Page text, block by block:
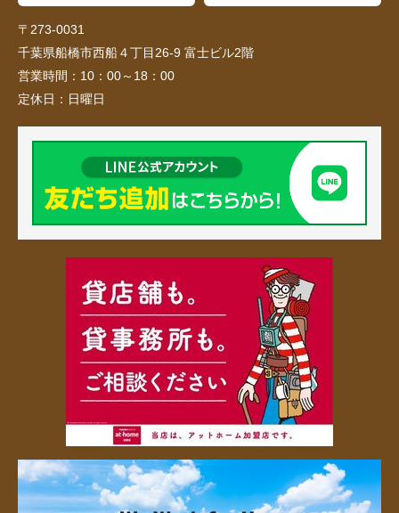
〒273-0031
千葉県船橋市西船４丁目26-9 富士ビル2階
営業時間： 10：00～18：00
定休日： 日曜日